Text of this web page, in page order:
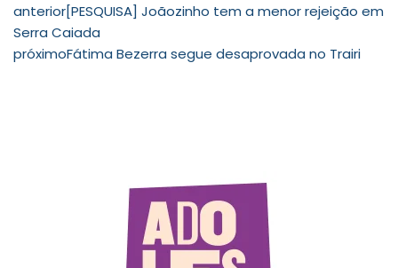
anterior[PESQUISA] Joãozinho tem a menor rejeição em
Serra Caiada
próximoFátima Bezerra segue desaprovada no Trairi